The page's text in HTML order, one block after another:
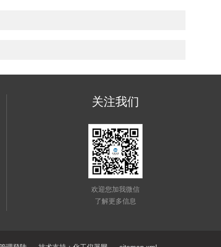
关注我们
欢迎您加我微信
了解更多信息